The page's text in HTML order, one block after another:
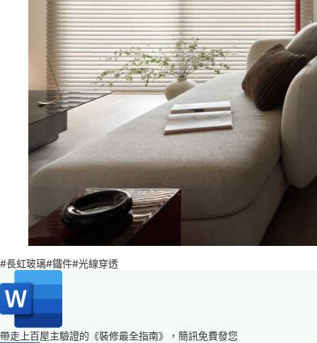
#長虹玻璃#鐵件#光線穿透
帶走上百屋主驗證的《裝修最全指南》，簡訊免費發您